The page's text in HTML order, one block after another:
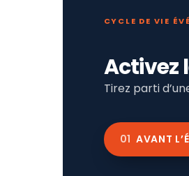
CYCLE DE VIE
Activez
Tirez parti
01 AVANT